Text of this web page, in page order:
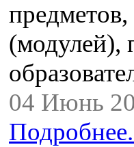
(модулей),
04 Июнь